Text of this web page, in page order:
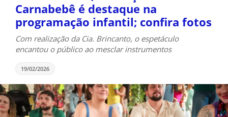
Carnabebê é destaque na
programação infantil; confira fotos
Com realização da Cia. Brincanto, o espetáculo
encantou o público ao mesclar instrumentos
19/02/2026